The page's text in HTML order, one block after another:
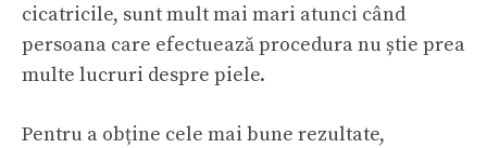
cicatricile, sunt mult mai mari atunci când
persoana care efectuează procedura nu știe prea
multe lucruri despre piele.
Pentru a obține cele mai bune rezultate,